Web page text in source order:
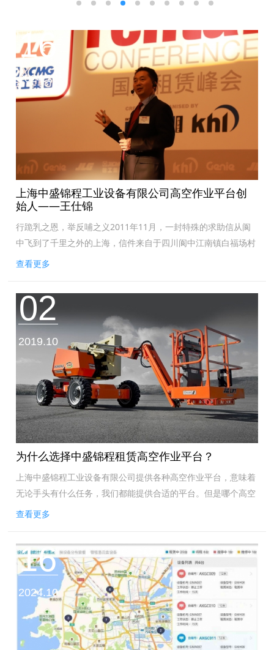
上海中盛锦程工业设备有限公司高空作业平台创
始人——王仕锦
行跪乳之恩，举反哺之义2011年11月，一封特殊的求助信从阆
中飞到了千里之外的上海，信件来自于四川阆中江南镇白福场村
村委会。当时，村里正准备集资修一条水泥公路，但还有数万元
查看更多
16
2024.10
为什么选择中盛锦程租赁高空作业平台？
上海中盛锦程工业设备有限公司提供各种高空作业平台，意味着
无论手头有什么任务，我们都能提供合适的平台。但是哪个高空
作业平台*适合你的工作？这取决于您需要的工作高度和高空作
查看更多
02
2019.10
16
2024.10